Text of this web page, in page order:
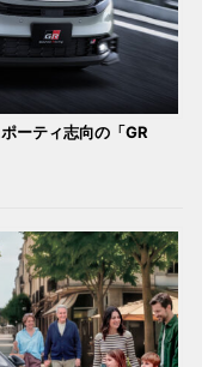
ーティ志向の「GR